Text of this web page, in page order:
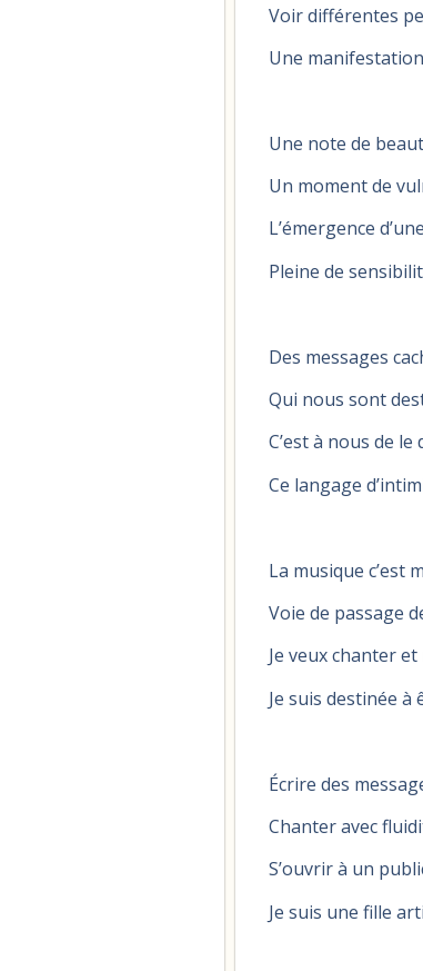
Voir différentes
Une
Une note de
Un moment de
L’émergence
Pleine de
Des messages
Qui nous sont
C’est à nous de
Ce langage
La musique c’est
Voie de passage
Je veux chanter et
Je suis destinée à
Écrire des
Chanter avec
S’ouvrir à un
Je suis une fille